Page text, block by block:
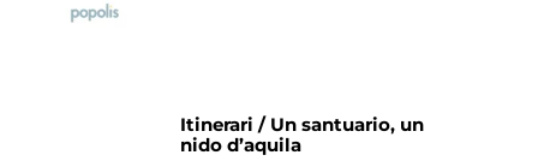
Itinerari / Un santuario, un
nido d’aquila